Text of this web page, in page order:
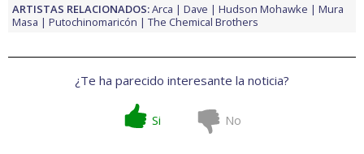
ARTISTAS RELACIONADOS:Arca Dave Hudson Mohawke
Mura
Masa
Putochinomaricón The Chemical Brothers
¿Te ha parecido interesante la noticia?
Si No